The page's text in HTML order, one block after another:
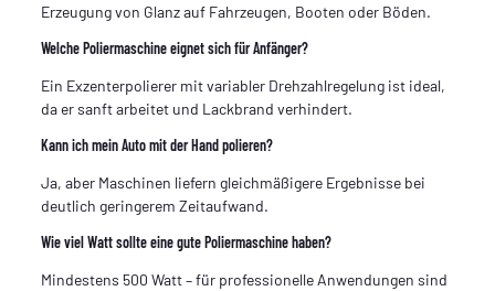
Erzeugung von Glanz auf Fahrzeugen, Booten oder Böden.
Welche Poliermaschine eignet sich für Anfänger?
Ein Exzenterpolierer mit variabler Drehzahlregelung ist ideal,
da er sanft arbeitet und Lackbrand verhindert.
Kann ich mein Auto mit der Hand polieren?
Ja, aber Maschinen liefern gleichmäßigere Ergebnisse bei
deutlich geringerem Zeitaufwand.
Wie viel Watt sollte eine gute Poliermaschine haben?
Mindestens 500 Watt – für professionelle Anwendungen sind